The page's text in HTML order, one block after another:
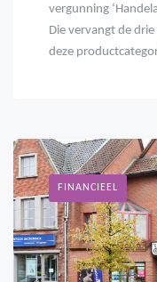
vergunning
Die vervangt de
deze
FINANCIEEL